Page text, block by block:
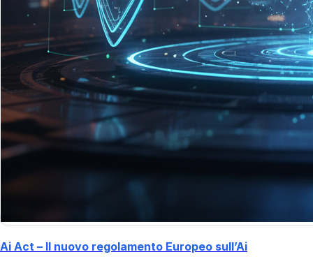
Ai Act – Il nuovo regolamento Europeo sull’Ai